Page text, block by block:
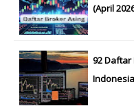
(April
92 Daftar